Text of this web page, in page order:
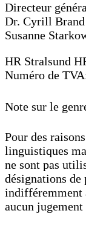
Directeur
Dr. Cyrill Brand
Susanne
HR Stralsund
Numéro de
Note sur le
Pour des
linguistiques
ne sont pas
désignations de
indifféremment
aucun jugement